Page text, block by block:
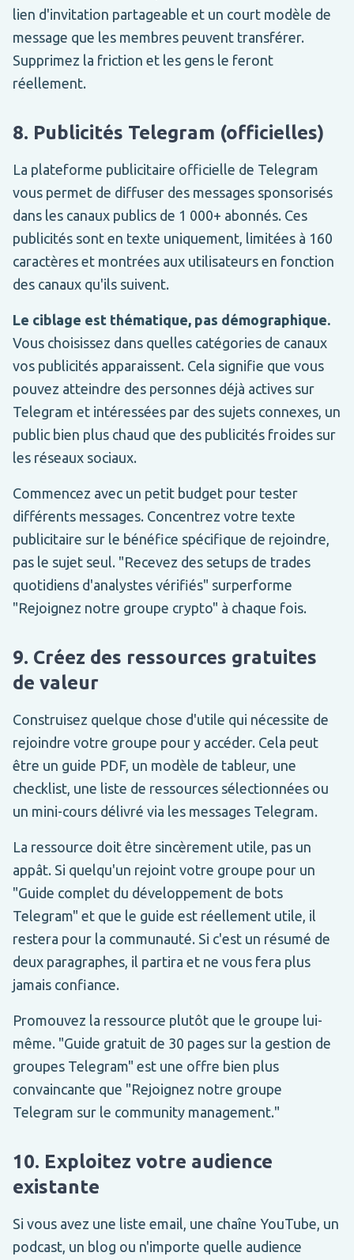
lien d'invitation partageable et un court modèle de
message que les membres peuvent transférer.
Supprimez la friction et les gens le feront
réellement.
8. Publicités Telegram (officielles)
La plateforme publicitaire officielle de Telegram
vous permet de diffuser des messages sponsorisés
dans les canaux publics de 1 000+ abonnés. Ces
publicités sont en texte uniquement, limitées à 160
caractères et montrées aux utilisateurs en fonction
des canaux qu'ils suivent.
Le ciblage est thématique, pas démographique.
Vous choisissez dans quelles catégories de canaux
vos publicités apparaissent. Cela signifie que vous
pouvez atteindre des personnes déjà actives sur
Telegram et intéressées par des sujets connexes, un
public bien plus chaud que des publicités froides sur
les réseaux sociaux.
Commencez avec un petit budget pour tester
différents messages. Concentrez votre texte
publicitaire sur le bénéfice spécifique de rejoindre,
pas le sujet seul. "Recevez des setups de trades
quotidiens d'analystes vérifiés" surperforme
"Rejoignez notre groupe crypto" à chaque fois.
9. Créez des ressources gratuites
de valeur
Construisez quelque chose d'utile qui nécessite de
rejoindre votre groupe pour y accéder. Cela peut
être un guide PDF, un modèle de tableur, une
checklist, une liste de ressources sélectionnées ou
un mini-cours délivré via les messages Telegram.
La ressource doit être sincèrement utile, pas un
appât. Si quelqu'un rejoint votre groupe pour un
"Guide complet du développement de bots
Telegram" et que le guide est réellement utile, il
restera pour la communauté. Si c'est un résumé de
deux paragraphes, il partira et ne vous fera plus
jamais confiance.
Promouvez la ressource plutôt que le groupe lui-
même. "Guide gratuit de 30 pages sur la gestion de
groupes Telegram" est une offre bien plus
convaincante que "Rejoignez notre groupe
Telegram sur le community management."
10. Exploitez votre audience
existante
Si vous avez une liste email, une chaîne YouTube, un
podcast, un blog ou n'importe quelle audience